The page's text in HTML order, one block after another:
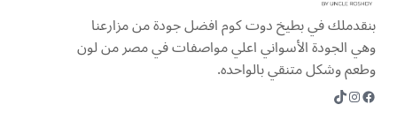
بنقدملك في بطيخ دوت كوم افضل جودة من مزارعنا
وهي الجودة الأسواني اعلي مواصفات في مصر من لون
وطعم وشكل متنقي بالواحده.
Facebook
Instagram
TikTok